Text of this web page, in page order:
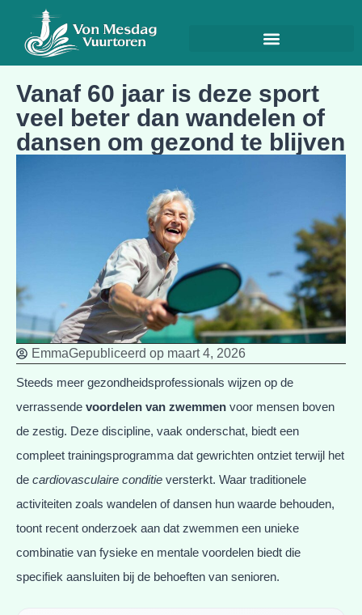
Vanaf 60 jaar is deze sport
veel beter dan wandelen of
dansen om gezond te blijven
EmmaGepubliceerd op maart 4, 2026
Steeds meer gezondheidsprofessionals wijzen op de
verrassende voordelen van zwemmen voor mensen boven
de zestig. Deze discipline, vaak onderschat, biedt een
compleet trainingsprogramma dat gewrichten ontziet terwijl het
de cardiovasculaire conditie versterkt. Waar traditionele
activiteiten zoals wandelen of dansen hun waarde behouden,
toont recent onderzoek aan dat zwemmen een unieke
combinatie van fysieke en mentale voordelen biedt die
specifiek aansluiten bij de behoeften van senioren.